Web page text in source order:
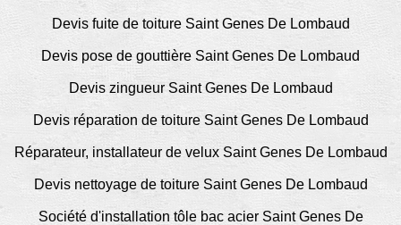
Devis fuite de toiture Saint Genes De Lombaud
Devis pose de gouttière Saint Genes De Lombaud
Devis zingueur Saint Genes De Lombaud
Devis réparation de toiture Saint Genes De Lombaud
Réparateur, installateur de velux Saint Genes De Lombaud
Devis nettoyage de toiture Saint Genes De Lombaud
Société d'installation tôle bac acier Saint Genes De